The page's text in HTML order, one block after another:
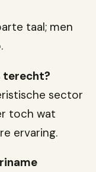
taal; men
terecht?
sector
toch wat
ervaring.